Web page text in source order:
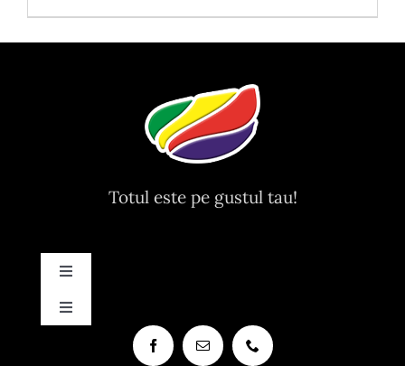
Totul este pe gustul tau!
Toggle
Navigation
ContactToggle